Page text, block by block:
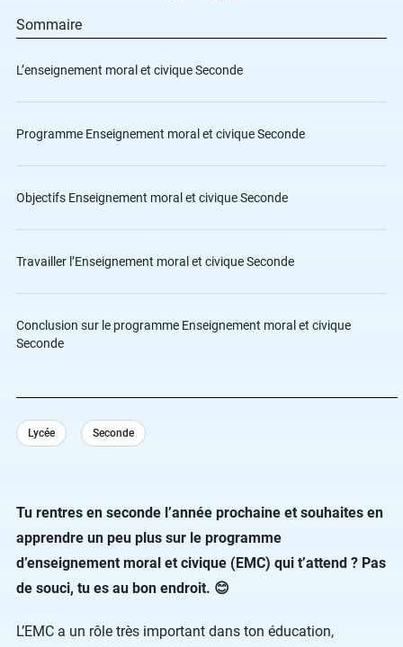
Tu rentres en seconde l’année prochaine et souhaites en
apprendre un peu plus sur le programme
d’enseignement moral et civique (EMC) qui t’attend ? Pas
de souci, tu es au bon endroit. 😊
L’EMC a un rôle très important dans ton éducation,
Sommaire
L’enseignement moral et civique Seconde
Programme Enseignement moral et civique Seconde
Objectifs Enseignement moral et civique Seconde
Travailler l’Enseignement moral et civique Seconde
Conclusion sur le programme Enseignement moral et civique
Seconde
Lycée Seconde